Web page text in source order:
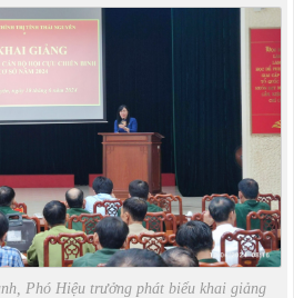
Phó Hiệu trưởng phát biểu khai giảng